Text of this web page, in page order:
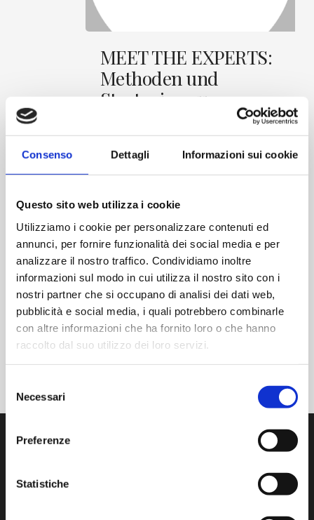
Consenso Dettagli Informazioni sui cookie
Questo sito web utilizza i cookie
Utilizziamo i cookie per personalizzare contenuti ed
annunci, per fornire funzionalità dei social media e per
analizzare il nostro traffico. Condividiamo inoltre
informazioni sul modo in cui utilizza il nostro sito con i
nostri partner che si occupano di analisi dei dati web,
pubblicità e social media, i quali potrebbero combinarle
con altre informazioni che ha fornito loro o che hanno
raccolto dal suo utilizzo dei loro servizi.
del
consenso
Necessari
Preferenze
Statistiche
THE
EXPERTS:
Methoden
und
Bewältigung
Herausforderungen
bei
Kontaminationskontrolle
pharmazeutischen
Umgebungen
MEET THE EXPERTS:
Methoden und
Strategien zur
Herausforderungen
bei der
Kontaminationskontrolle
in pharmazeutischen
Umgebungen
AM | Ecolab präsentieren die
Veranstaltung, die sich mit dem
wesentlichen Update für die korrekte
Anwendung von Kontaminations...
5 September, 2025